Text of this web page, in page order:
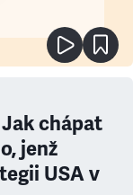
chápat
jenž
USA v